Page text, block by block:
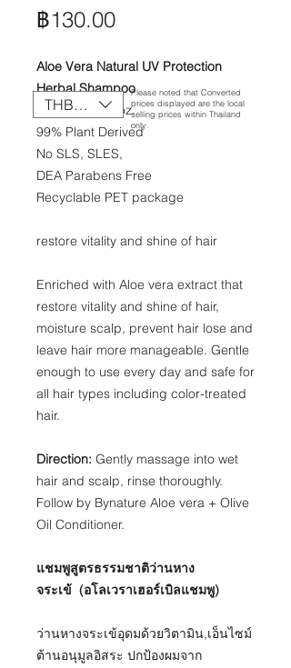
฿130.00ราคา
Aloe Vera Natural UV Protection
Herbal Shampoo
250 ml./8.5 fl. oz.
​​99% Plant Derived
​No SLS, SLES,
​DEA Parabens Free
​Recyclable PET package​
restore vitality and shine of hair
Enriched with Aloe vera extract that
restore vitality and shine of hair,
moisture scalp, prevent hair lose and
leave hair more manageable. Gentle
enough to use every day and safe for
all hair types including color-treated
hair.
Direction: Gently massage into wet
hair and scalp, rinse thoroughly.
Follow by Bynature Aloe vera + Olive
Oil Conditioner.
แชมพูสูตรธรรมชาติว่านหาง
จระเข้ (อโลเวราเฮอร์เบิลแชมพู)
ว่านหางจระเข้อุดมด้วยวิตามิน,เอ็นไซม์
ต้านอนุมูลอิสระ ปกป้องผมจาก
THB (฿)
Please noted that Converted
prices displayed are the local
selling prices within Thailand
only.